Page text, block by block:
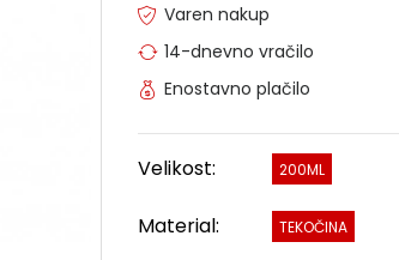
Varen nakup
14-dnevno vračilo
Enostavno plačilo
Velikost: 200ML
Material: TEKOČINA